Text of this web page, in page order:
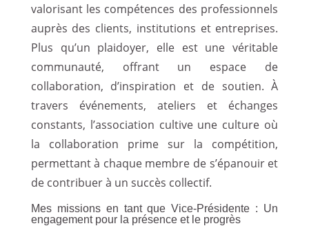
valorisant les compétences des professionnels
auprès des clients, institutions et entreprises.
Plus qu’un plaidoyer, elle est une véritable
communauté, offrant un espace de
collaboration, d’inspiration et de soutien. À
travers événements, ateliers et échanges
constants, l’association cultive une culture où
la collaboration prime sur la compétition,
permettant à chaque membre de s’épanouir et
de contribuer à un succès collectif.
Mes missions en tant que Vice-Présidente : Un
engagement pour la présence et le progrès